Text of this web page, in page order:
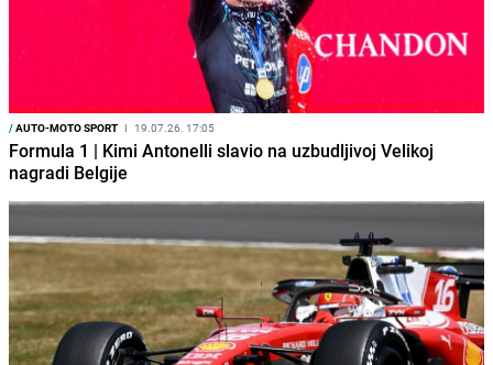
/AUTO-MOTO SPORT I 19.07.26. 17:05
Formula 1 | Kimi Antonelli slavio na uzbudljivoj Velikoj
nagradi Belgije